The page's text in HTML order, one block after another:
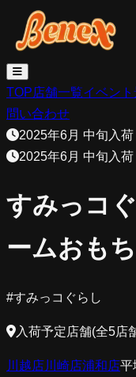
TOP店舗一覧イベント
問い合わせ
2025年6月 中旬入荷
2025年6月 中旬入荷
すみっコ
ームおも
#すみっコぐらし
入荷予定店舗(全5店
川越店川崎店浦和店平